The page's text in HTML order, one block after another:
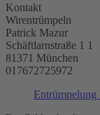
Kontakt
Wirentrümpeln
Patrick Mazur
Schäftlarnstraße 1 1
81371 München
017672725972
Entrümpelung